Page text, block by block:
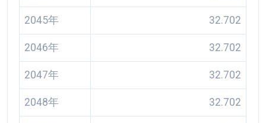
2045年 32.702
2046年 32.702
2047年 32.702
2048年 32.702